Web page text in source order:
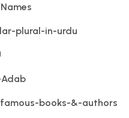
plural-in-urdu
books-&-authors